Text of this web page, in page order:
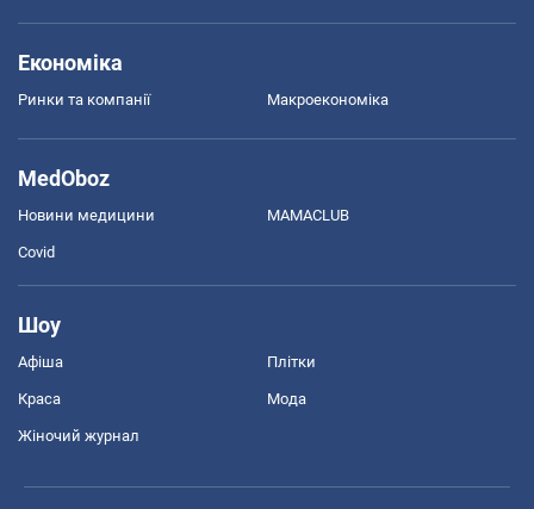
Економіка
Ринки та компанії Макроекономіка
MedOboz
Новини медицини MAMACLUB
Covid
Шоу
Афіша Плітки
Краса Мода
Жіночий журнал